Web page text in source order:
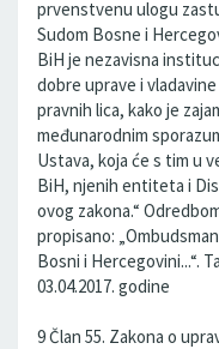
prvenstvenu ulogu
Sudom Bosne i
BiH je nezavisna
dobre uprave i
pravnih lica, kako je
međunarodnim
Ustava, koja će s tim u
BiH, njenih entiteta i
ovog zakona.“
propisano:
Bosni i Hercegovini...“.
03.04.2017. godine
9 Član 55. Zakona o